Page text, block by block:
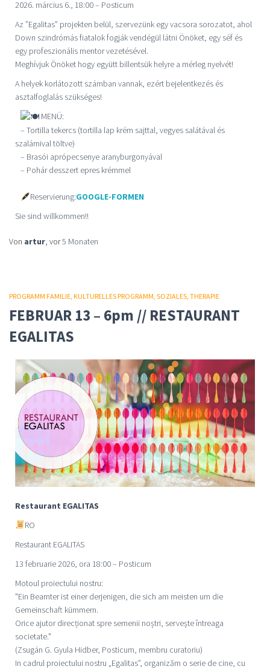
2026. március 6., 18:00 – Posticum
Az ”Egalitas” projekten belül, szervezünk egy vacsora sorozatot, ahol
Down szindrómás fiatalok fogják vendégül látni Önöket, egy séf és
egy profeszionális mentor vezetésével.
Meghívjuk Önöket hogy együtt billentsük helyre a mérleg nyelvét!
A helyek korlátozott számban vannak, ezért bejelentkezés és
asztalfoglalás szükséges!
MENÜ:
– Tortilla tekercs (tortilla lap krém sajttal, vegyes salátával és
szalámival töltve)
– Brasói aprópecsenye aranyburgonyával
– Pohár desszert epres krémmel
Reservierung:GOOGLE-FORMEN
Sie sind willkommen!!
Von artur, vor5 Monaten
PROGRAMM FAMILIE KULTURELLES PROGRAMM SOZIALES THERAPIE
FEBRUAR 13 – 6pm // RESTAURANT
EGALITAS
Restaurant EGALITAS
RO
Restaurant EGALITAS
13 februarie 2026, ora 18:00 – Posticum
Motoul proiectului nostru:
"Ein Beamter ist einer derjenigen, die sich am meisten um die
Gemeinschaft kümmern.
Orice ajutor direcționat spre semenii noștri, servește întreaga
societate."
(Zsugán G. Gyula Hidber, Posticum, membru curatoriu)
In cadrul proiectului nostru „Egalitas”, organizăm o serie de cine, cu